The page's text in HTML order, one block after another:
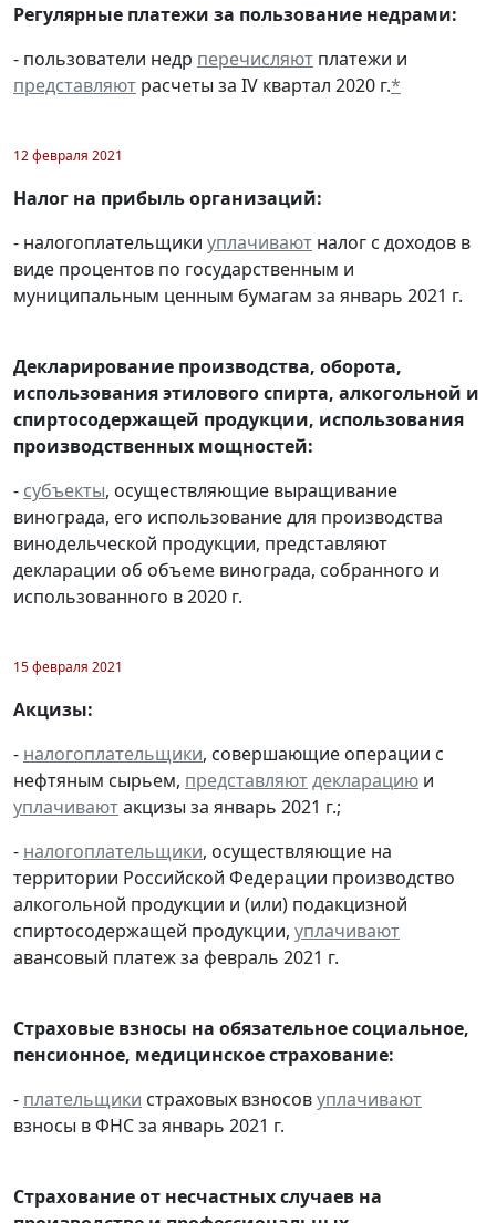
Регулярные платежи за пользование недрами:
- пользователи недр перечисляют платежи и
представляют расчеты за IV квартал 2020 г.*
12 февраля 2021
Налог на прибыль организаций:
- налогоплательщики уплачивают налог с доходов в
виде процентов по государственным и
муниципальным ценным бумагам за январь 2021 г.
Декларирование производства, оборота,
использования этилового спирта, алкогольной и
спиртосодержащей продукции, использования
производственных мощностей:
- субъекты, осуществляющие выращивание
винограда, его использование для производства
винодельческой продукции, представляют
декларации об объеме винограда, собранного и
использованного в 2020 г.
15 февраля 2021
Акцизы:
- налогоплательщики, совершающие операции с
нефтяным сырьем, представляютдекларацию и
уплачиваютакцизы за январь 2021 г.;
- налогоплательщики, осуществляющие на
территории Российской Федерации производство
алкогольной продукции и (или) подакцизной
спиртосодержащей продукции, уплачивают
авансовый платеж за февраль 2021 г.
Страховые взносы на обязательное социальное,
пенсионное, медицинское страхование:
- плательщики страховых взносовуплачивают
взносы в ФНС за январь 2021 г.
Страхование от несчастных случаев на